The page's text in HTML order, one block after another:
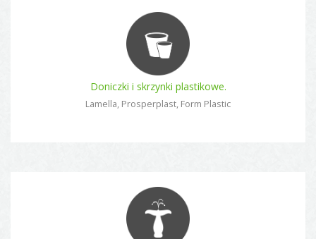
Doniczki i skrzynki plastikowe.
Lamella, Prosperplast, Form Plastic